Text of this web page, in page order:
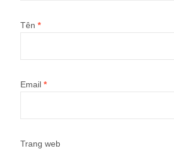
Tên *
Email *
Trang web